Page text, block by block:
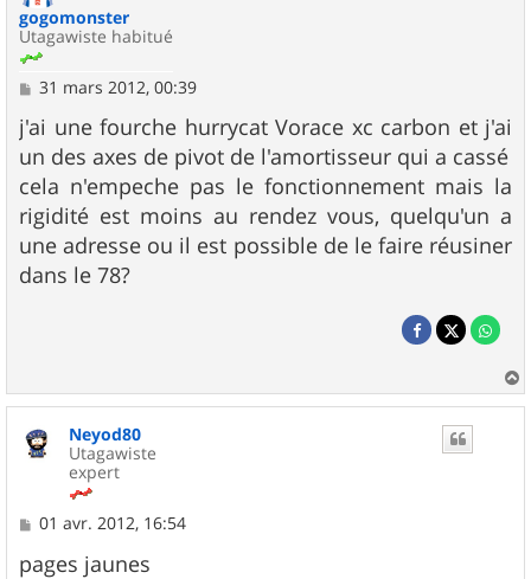
gogomonster
Utagawiste habitué
M
s
s
a
g
e
31 mars 2012, 00:39
j'ai une fourche hurrycat Vorace xc carbon et j'ai
un des axes de pivot de l'amortisseur qui a cassé
cela n'empeche pas le fonctionnement mais la
rigidité est moins au rendez vous, quelqu'un a
une adresse ou il est possible de le faire réusiner
dans le 78?
a
Neyod80
Utagawiste
expert
M
s
01 avr. 2012, 16:54
pages jaunes